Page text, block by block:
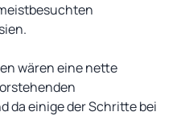
wären eine nette
da einige der Schritte bei